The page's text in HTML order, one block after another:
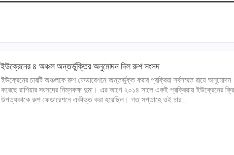
ইউক্রেনের ৪ অঞ্চল অন্তর্ভুক্তির অনুমোদন দিল রুশ সংসদ
ইউক্রেনের চারটি অঞ্চলকে রুশ ফেডারেশনে অন্তর্ভুক্ত করার প্রক্রিয়া সর্বসম্মত রায়ে অনুমোদন
করেছে রাশিয়ার সংসদের নিম্নকক্ষ দুমা। এর আগে ২০‌১৪ সালে একই প্রক্রিয়ায় ইউক্রেনের
উপত্যকাকে রুশ ফেডারেশনে একীভূত করা হয়েছিল। গত সপ্তাহে ওই চার…